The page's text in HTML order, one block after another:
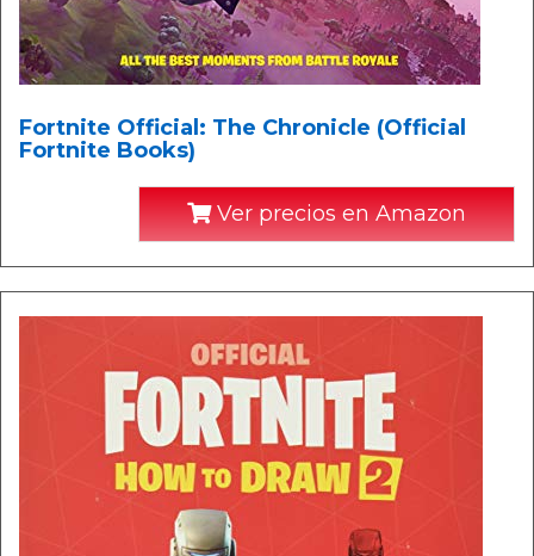
Fortnite Official: The Chronicle (Official
Fortnite Books)
Ver precios en Amazon